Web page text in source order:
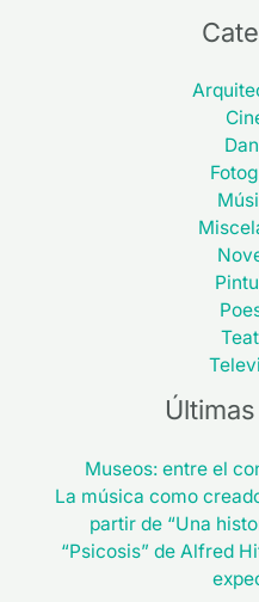
Museos: entre el
La música como
partir de “Una
“Psicosis” de Alfred